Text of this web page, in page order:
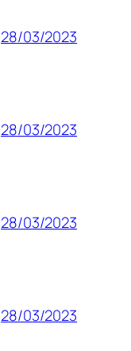
28/03/2023
28/03/2023
28/03/2023
28/03/2023